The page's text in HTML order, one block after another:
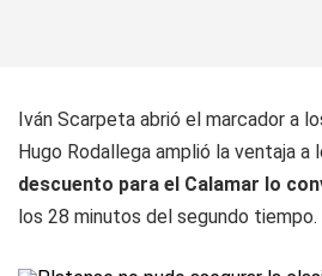
Iván Scarpeta abrió el marcador a
Hugo Rodallega amplió la ventaja a
descuento para el Calamar lo
los 28 minutos del segundo tiempo.